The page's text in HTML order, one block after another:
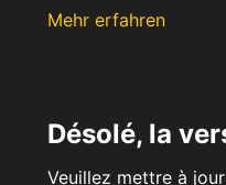
Mehr erfahren
Désolé, la
Veuillez mettre à